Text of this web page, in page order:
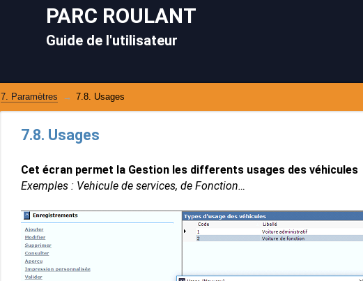
PARC ROULANT
Guide de l'utilisateur
7. Paramètres 7.8. Usages
7.8. Usages
Cet écran permet la Gestion les differents usages des véhicules
Exemples : Vehicule de services, de Fonction…